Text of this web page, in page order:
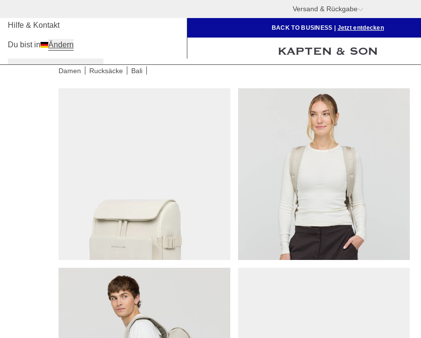
Versand & Rückgabe
BACK TO BUSINESS Jetzt entdecken
Herren
Hilfe & Kontakt
Du bist in Ändern
Damen Rucksäcke Bali